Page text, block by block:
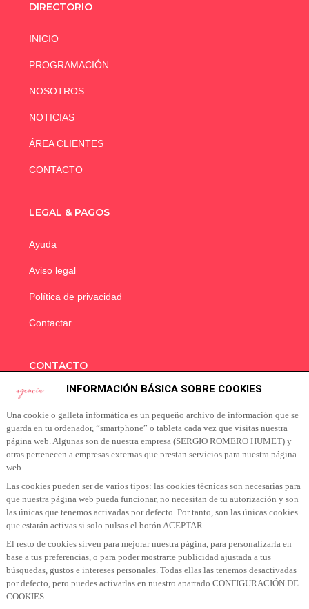
DIRECTORIO
INICIO
PROGRAMACIÓN
NOSOTROS
NOTICIAS
ÁREA CLIENTES
CONTACTO
LEGAL & PAGOS
Ayuda
Aviso legal
Política de privacidad
Contactar
CONTACTO
SUSCRÍBETE A NUESTRA NEWSLETTER
Suscribete a nuestra Newsletter para recibir las últimas
noticias y ofertas
SUSCRIBIR A NEWSLETTER
INFORMACIÓN BÁSICA SOBRE COOKIES
Una cookie o galleta informática es un pequeño archivo de información que se
guarda en tu ordenador, “smartphone” o tableta cada vez que visitas nuestra
página web. Algunas son de nuestra empresa (SERGIO ROMERO HUMET) y
otras pertenecen a empresas externas que prestan servicios para nuestra página
web.
Las cookies pueden ser de varios tipos: las cookies técnicas son necesarias para
que nuestra página web pueda funcionar, no necesitan de tu autorización y son
las únicas que tenemos activadas por defecto. Por tanto, son las únicas cookies
que estarán activas si solo pulsas el botón ACEPTAR.
El resto de cookies sirven para mejorar nuestra página, para personalizarla en
base a tus preferencias, o para poder mostrarte publicidad ajustada a tus
búsquedas, gustos e intereses personales. Todas ellas las tenemos desactivadas
por defecto, pero puedes activarlas en nuestro apartado CONFIGURACIÓN DE
COOKIES.